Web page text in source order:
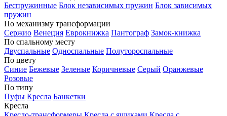
Беспружинные Блок независимых пружин Блок зависимых
пружин
По механизму трансформации
Сержио Венеция Еврокнижка Пантограф Замок-книжка
По спальному месту
Двуспальные Односпальные Полутороспальные
По цвету
Синие Бежевые Зеленые Коричневые Серый Оранжевые
Розовые
По типу
Пуфы Кресла Банкетки
Кресла